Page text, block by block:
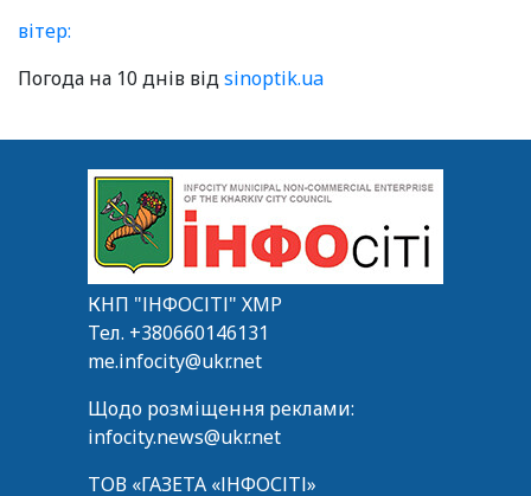
вітер:
Погода на 10 днів відsinoptik.ua
КНП "ІНФОСІТІ" ХМР
Тел. +380660146131
me.infocity@ukr.net
Щодо розміщення реклами:
infocity.news@ukr.net
ТОВ «ГАЗЕТА «ІНФОСІТІ»